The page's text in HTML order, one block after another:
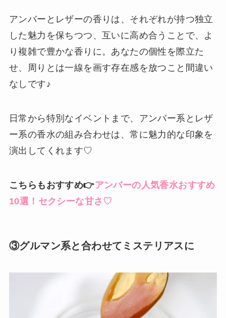
アンバーとレザーの香りは、それぞれが持つ独立
した魅力を保ちつつ、互いに高め合うことで、よ
り複雑で豊かな香りに。あなたの個性を際立た
せ、周りとは一線を画す存在感を放つこと間違い
なしです♪
日常から特別なイベントまで、アンバー系とレザ
ー系の香水の組み合わせは、常に魅力的な印象を
演出してくれます♡
こちらもおすすめ👉アンバーの人気香水おすすめ
10選！セクシーな甘さ♡
③グルマン系と合わせてミステリアスに